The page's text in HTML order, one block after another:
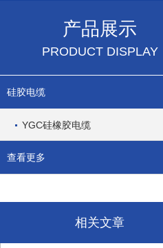
产品展示
PRODUCT DISPLAY
硅胶电缆
YGC硅橡胶电缆
查看更多
相关文章